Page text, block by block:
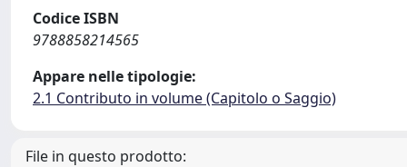
Codice ISBN
9788858214565
Appare nelle tipologie:
2.1 Contributo in volume (Capitolo o Saggio)
File in questo prodotto: